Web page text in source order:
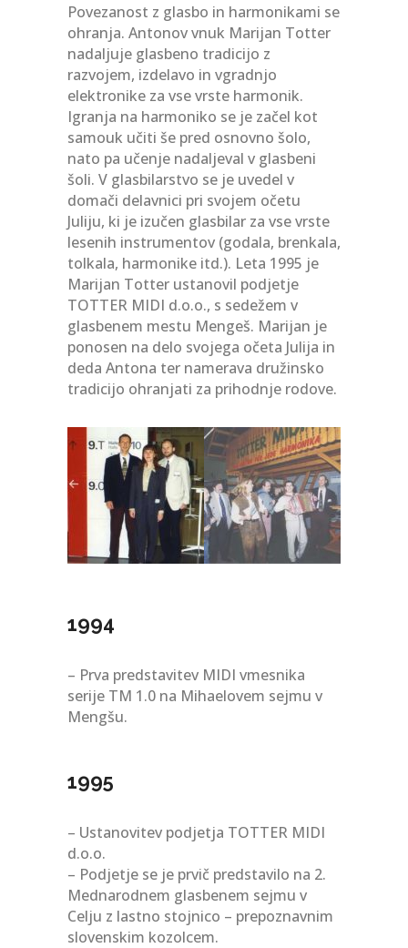
Povezanost z glasbo in harmonikami se
ohranja. Antonov vnuk Marijan Totter
nadaljuje glasbeno tradicijo z
razvojem, izdelavo in vgradnjo
elektronike za vse vrste harmonik.
Igranja na harmoniko se je začel kot
samouk učiti še pred osnovno šolo,
nato pa učenje nadaljeval v glasbeni
šoli. V glasbilarstvo se je uvedel v
domači delavnici pri svojem očetu
Juliju, ki je izučen glasbilar za vse vrste
lesenih instrumentov (godala, brenkala,
tolkala, harmonike itd.). Leta 1995 je
Marijan Totter ustanovil podjetje
TOTTER MIDI d.o.o., s sedežem v
glasbenem mestu Mengeš. Marijan je
ponosen na delo svojega očeta Julija in
deda Antona ter namerava družinsko
tradicijo ohranjati za prihodnje rodove.
1994
– Prva predstavitev MIDI vmesnika
serije TM 1.0 na Mihaelovem sejmu v
Mengšu.
1995
– Ustanovitev podjetja TOTTER MIDI
d.o.o.
– Podjetje se je prvič predstavilo na 2.
Mednarodnem glasbenem sejmu v
Celju z lastno stojnico – prepoznavnim
slovenskim kozolcem.